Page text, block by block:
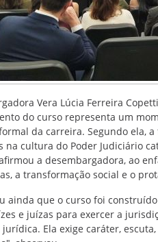
Vera Lúcia Ferreira
do curso representa um
da carreira. Segundo ela,
na cultura do Poder Judiciário
a desembargadora, ao
a transformação social e o
ainda que o curso foi
e juízas para exercer a
Ela exige caráter,